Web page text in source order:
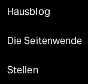
Hausblog
Die Seitenwende
Stellen